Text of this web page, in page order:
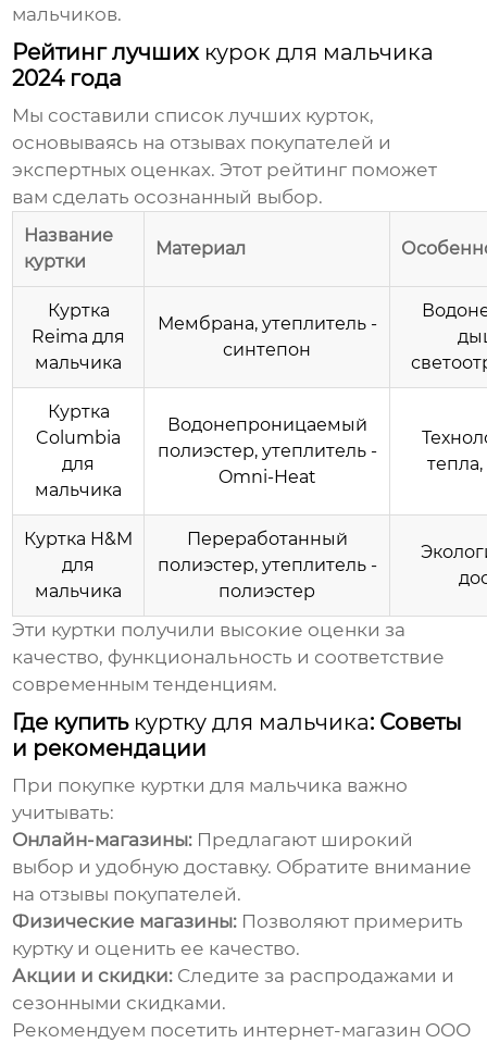
мальчиков.
Рейтинг лучших курок для мальчика
2024 года
Мы составили список лучших курток,
основываясь на отзывах покупателей и
экспертных оценках. Этот рейтинг поможет
вам сделать осознанный выбор.
Название
куртки
Материал
Куртка
Reima для
мальчика
Мембрана, утеплитель -
синтепон
Куртка
Columbia
для
мальчика
Водонепроницаемый
полиэстер, утеплитель -
Omni-Heat
Куртка H&M
для
мальчика
Переработанный
полиэстер, утеплитель -
полиэстер
Эти куртки получили высокие оценки за
качество, функциональность и соответствие
современным тенденциям.
Где купить куртку для мальчика: Советы
и рекомендации
При покупке куртки для мальчика важно
учитывать:
Онлайн-магазины: Предлагают широкий
выбор и удобную доставку. Обратите внимание
на отзывы покупателей.
Физические магазины: Позволяют примерить
куртку и оценить ее качество.
Акции и скидки: Следите за распродажами и
сезонными скидками.
Рекомендуем посетить интернет-магазин ООО